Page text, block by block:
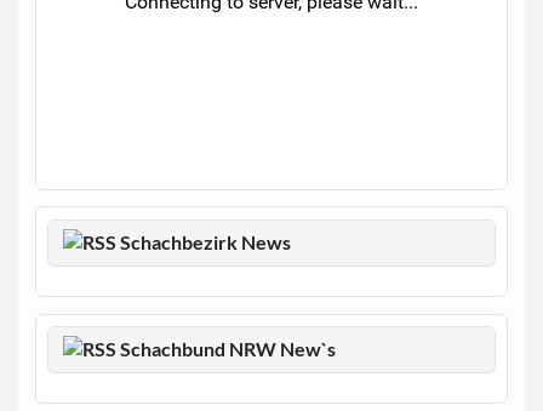
Schachbezirk News
Schachbund NRW New`s